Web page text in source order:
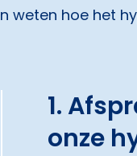
weten hoe het
1.
onze